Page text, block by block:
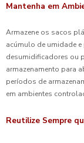
Mantenha em
Armazene os sacos
acúmulo de umidade
desumidificadores ou
armazenamento para
períodos de
em ambientes
Reutilize Sempre